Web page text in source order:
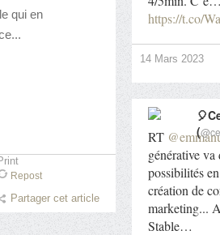
qui en
Repost
Partager cet article
https://t.co/
14 Mars 2023
RT
générative va
possibilités
création de
marketing...
Stable…
(